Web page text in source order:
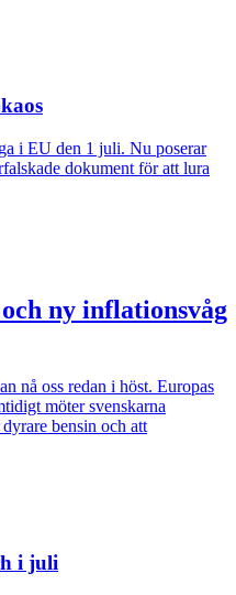
i EU den 1 juli. Nu poserar
dokument för att lura
ny inflationsvåg
nå oss redan i höst. Europas
möter svenskarna
bensin och att
i juli